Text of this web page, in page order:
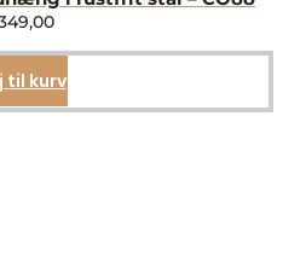
på
til kurv